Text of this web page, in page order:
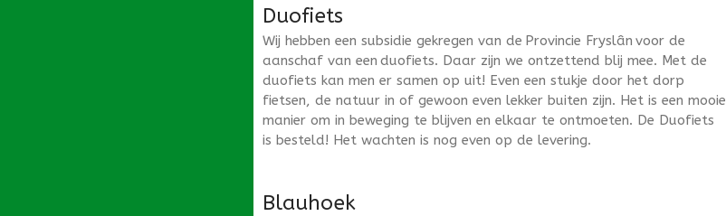
Duofiets
Wij hebben een subsidie gekregen van de Provincie Fryslân voor de
aanschaf van een duofiets. Daar zijn we ontzettend blij mee. Met de
duofiets kan men er samen op uit! Even een stukje door het dorp
fietsen, de natuur in of gewoon even lekker buiten zijn. Het is een mooie
manier om in beweging te blijven en elkaar te ontmoeten. De Duofiets
is besteld! Het wachten is nog even op de levering.
Blauhoek